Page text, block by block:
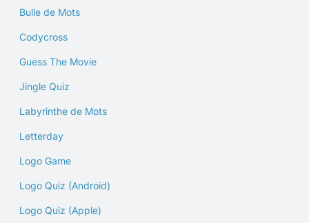
Bulle de Mots
Codycross
Guess The Movie
Jingle Quiz
Labyrinthe de Mots
Letterday
Logo Game
Logo Quiz (Android)
Logo Quiz (Apple)